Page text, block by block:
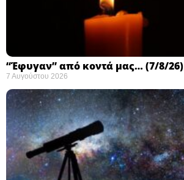
“Έφυγαν” από κοντά μας… (7/8/26)
7 Αυγούστου 2026